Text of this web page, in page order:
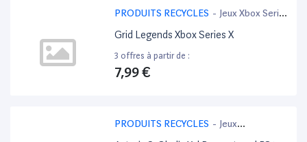
PRODUITS RECYCLES - Jeux Xbox Serie
X
Grid Legends Xbox Series X
3 offres à partir de :
7,99 €
PRODUITS RECYCLES - Jeux